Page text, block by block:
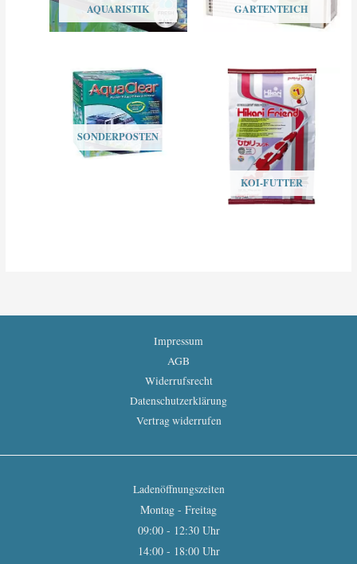
AQUARISTIK GARTENTEICH
SONDERPOSTEN
KOI-FUTTER
Impressum
AGB
Widerrufsrecht
Datenschutzerklärung
Vertrag widerrufen
Ladenöffnungszeiten
Montag - Freitag
09:00 - 12:30 Uhr
14:00 - 18:00 Uhr